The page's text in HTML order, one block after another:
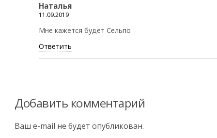
Наталья
11.09.2019
Мне кажется будет Сельпо
Ответить
Добавить комментарий
Ваш e-mail не будет опубликован.